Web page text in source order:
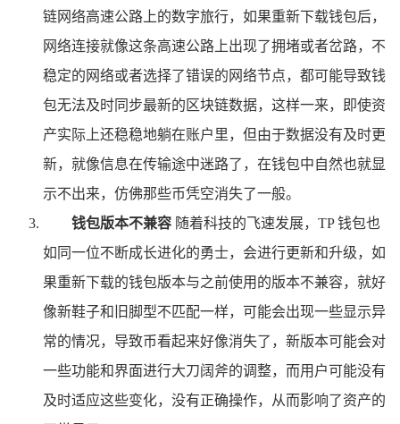
链网络高速公路上的数字旅行，如果重新下载钱包后，
网络连接就像这条高速公路上出现了拥堵或者岔路，不
稳定的网络或者选择了错误的网络节点，都可能导致钱
包无法及时同步最新的区块链数据，这样一来，即使资
产实际上还稳稳地躺在账户里，但由于数据没有及时更
新，就像信息在传输途中迷路了，在钱包中自然也就显
示不出来，仿佛那些币凭空消失了一般。
钱包版本不兼容 随着科技的飞速发展，TP 钱包也
如同一位不断成长进化的勇士，会进行更新和升级，如
果重新下载的钱包版本与之前使用的版本不兼容，就好
像新鞋子和旧脚型不匹配一样，可能会出现一些显示异
常的情况，导致币看起来好像消失了，新版本可能会对
一些功能和界面进行大刀阔斧的调整，而用户可能没有
及时适应这些变化，没有正确操作，从而影响了资产的